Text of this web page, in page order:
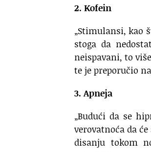
2. Kofein
„Stimulansi, kao
stoga da
neispavani, to
te je preporučio
3. Apneja
„Budući da se
verovatnoća da
disanju tokom